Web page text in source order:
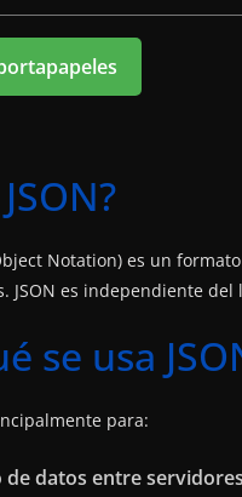
Notation) es un
JSON es independiente
se usa
para:
datos entre